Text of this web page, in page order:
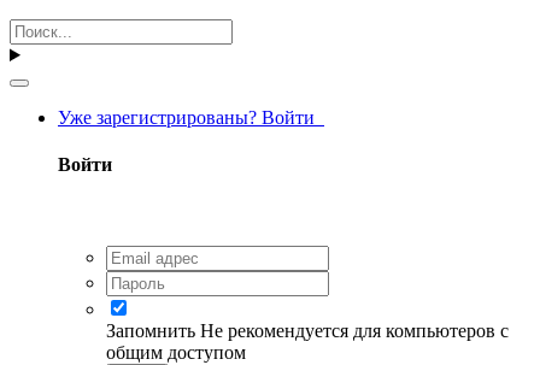
Уже зарегистрированы? Войти
Войти
Запомнить Не рекомендуется для компьютеров с
общим доступом